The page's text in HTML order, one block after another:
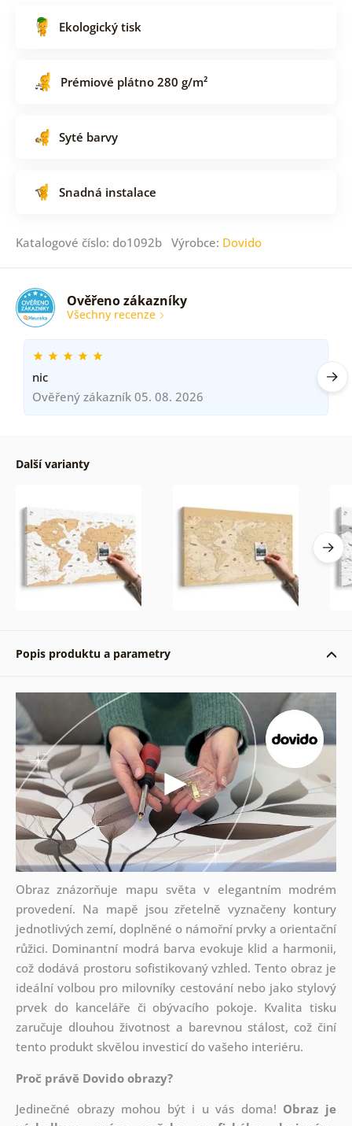
Ekologický tisk
Prémiové plátno 280 g/m²
Syté barvy
Snadná instalace
Katalogové číslo: do1092b Výrobce: Dovido
Ověřeno zákazníky
Všechny recenze
nic
Ověřený zákazník 05. 08. 2026
Další varianty
Popis produktu a parametry
Obraz znázorňuje mapu světa v elegantním modrém
provedení. Na mapě jsou zřetelně vyznačeny kontury
jednotlivých zemí, doplněné o námořní prvky a orientační
růžici. Dominantní modrá barva evokuje klid a harmonii,
což dodává prostoru sofistikovaný vzhled. Tento obraz je
ideální volbou pro milovníky cestování nebo jako stylový
prvek do kanceláře či obývacího pokoje. Kvalita tisku
zaručuje dlouhou životnost a barevnou stálost, což činí
tento produkt skvělou investicí do vašeho interiéru.
Proč právě Dovido obrazy?
Jedinečné obrazy mohou být i u vás doma! Obraz je